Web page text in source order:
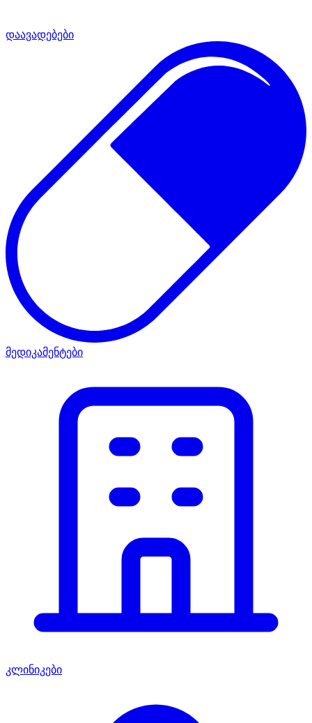
დაავადებები
მედიკამენტები
კლინიკები